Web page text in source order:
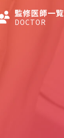
監修医師一覧
DOCTOR